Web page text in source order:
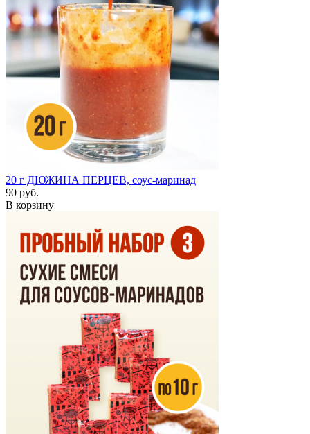
20 г ДЮЖИНА ПЕРЦЕВ, соус-маринад
90 руб.
В корзину